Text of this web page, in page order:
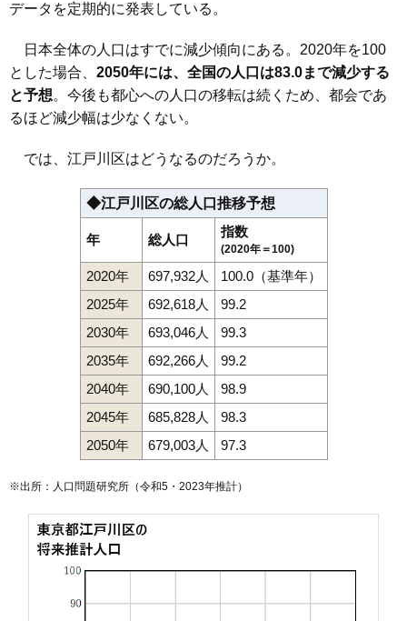
データを定期的に発表している。
日本全体の人口はすでに減少傾向にある。2020年を100
とした場合、 2050年には、全国の人口は83.0まで減少する
と予想。今後も都心への人口の移転は続くため、都会であ
るほど減少幅は少なくない。
では、江戸川区はどうなるのだろうか。
◆江戸川区の総人口推移予想
年 総人口
指数
(2020年＝100)
2020年 697,932人
100.0（基準年）
2025年
692,618人
99.2
2030年
693,046人
99.3
2035年
692,266人
99.2
2040年
690,100人
98.9
2045年
685,828人
98.3
2050年
679,003人 97.3
※出所：人口問題研究所（令和5・2023年推計）